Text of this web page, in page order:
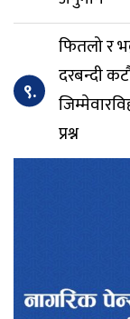
९.
फितलो र
दरबन्दी
प्रश्न